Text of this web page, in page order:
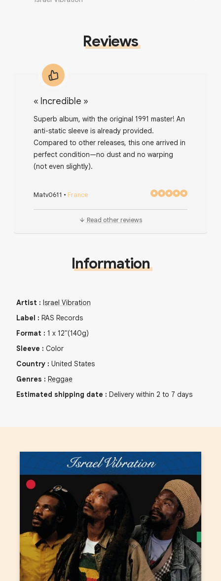
Reviews
« Incredible »
Superb album, with the original 1991 master! An
anti-static sleeve is already provided.
Compared to other releases, this one arrived in
perfect condition—no dust and no warping
(not even slightly).
Matv0611 • France
Read other reviews
Information
Artist : Israel Vibration
Label : RAS Records
Format : 1 x 12"(140g)
Sleeve : Color
Country : United States
Genres : Reggae
Estimated shipping date : Delivery within 2 to 7 days